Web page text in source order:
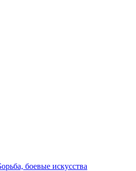
боевые искусства